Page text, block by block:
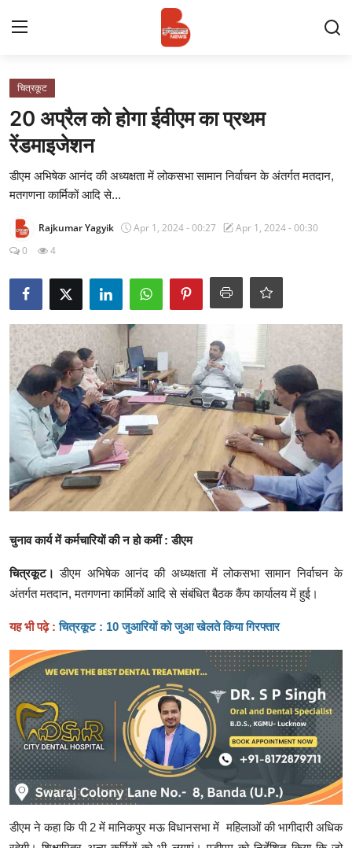
Contact
प्रमुख ख़बर
राज्य
बुन्देलखण्ड
वीडियो
क्राइम
स्पोर्ट्स
मनोरंजन
गैलरी
चित्रकूट
20 अप्रैल को होगा ईवीएम का प्रथम
रेंडमाइजेशन
डीएम अभिषेक आनंद की अध्यक्षता में लोकसभा सामान निर्वाचन के अंतर्गत मतदान,
मतगणना कार्मिकों आदि से...
Rajkumar Yagyik Apr 1, 2024 - 00:27
Apr 1, 2024 - 00:30
0
4
चुनाव कार्य में कर्मचारियों की न हो कमीं : डीएम
चित्रकूट। डीएम अभिषेक आनंद की अध्यक्षता में लोकसभा सामान निर्वाचन के
अंतर्गत मतदान, मतगणना कार्मिकों आदि से संबंधित बैठक कैंप कार्यालय में हुई।
यह भी पढ़े : चित्रकूट : 10 जुआरियों को जुआ खेलते किया गिरफ्तार
डीएम ने कहा कि पी 2 में मानिकपुर मऊ विधानसभा में महिलाओं की भागीदारी अधिक